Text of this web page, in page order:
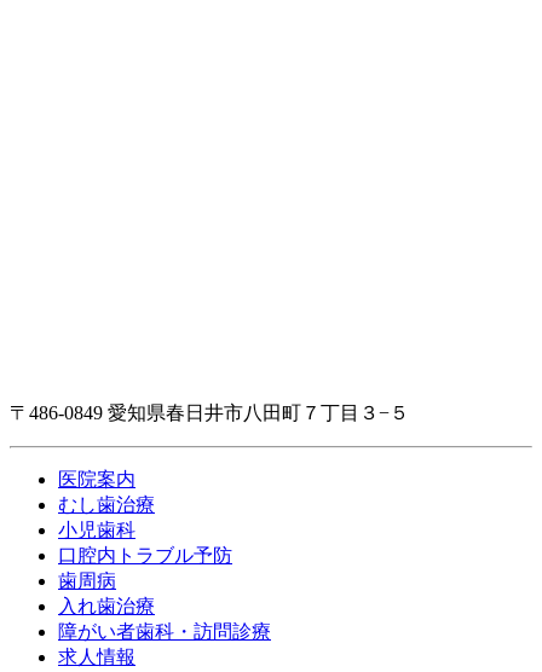
〒486-0849 愛知県春日井市八田町７丁目３−５
医院案内
むし歯治療
小児歯科
口腔内トラブル予防
歯周病
入れ歯治療
障がい者歯科・訪問診療
求人情報